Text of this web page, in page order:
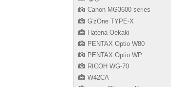
Canon MG3600 series
G'zOne TYPE-X
Hatena Oekaki
PENTAX Optio W80
PENTAX Optio WP
RICOH WG-70
W42CA